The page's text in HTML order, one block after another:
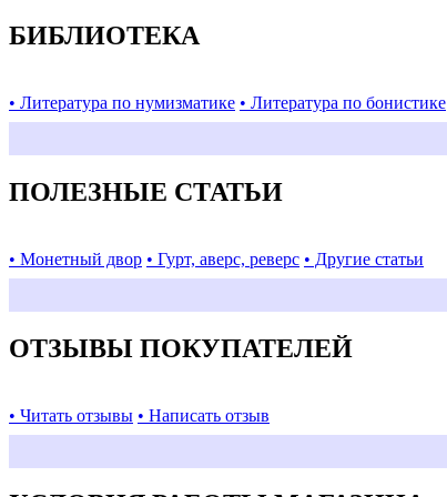
БИБЛИОТЕКА
• Литература по нумизматике • Литература по бонистике
ПОЛЕЗНЫЕ СТАТЬИ
• Монетный двор • Гурт, аверс, реверс • Другие статьи
ОТЗЫВЫ ПОКУПАТЕЛЕЙ
• Читать отзывы • Написать отзыв